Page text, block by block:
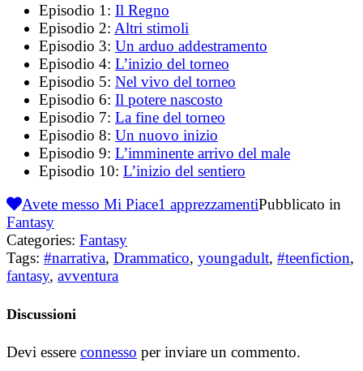
Episodio 1: Il Regno
Episodio 2: Altri stimoli
Episodio 3: Un arduo addestramento
Episodio 4: L’inizio del torneo
Episodio 5: Nel vivo del torneo
Episodio 6: Il potere nascosto
Episodio 7: La fine del torneo
Episodio 8: Un nuovo inizio
Episodio 9: L’imminente arrivo del male
Episodio 10: L’inizio del sentiero
Avete messo Mi Piace1 apprezzamentiPubblicato in
Fantasy
Categories: Fantasy
Tags: #narrativa, Drammatico, youngadult, #teenfiction,
fantasy, avventura
Discussioni
Devi essere connesso per inviare un commento.